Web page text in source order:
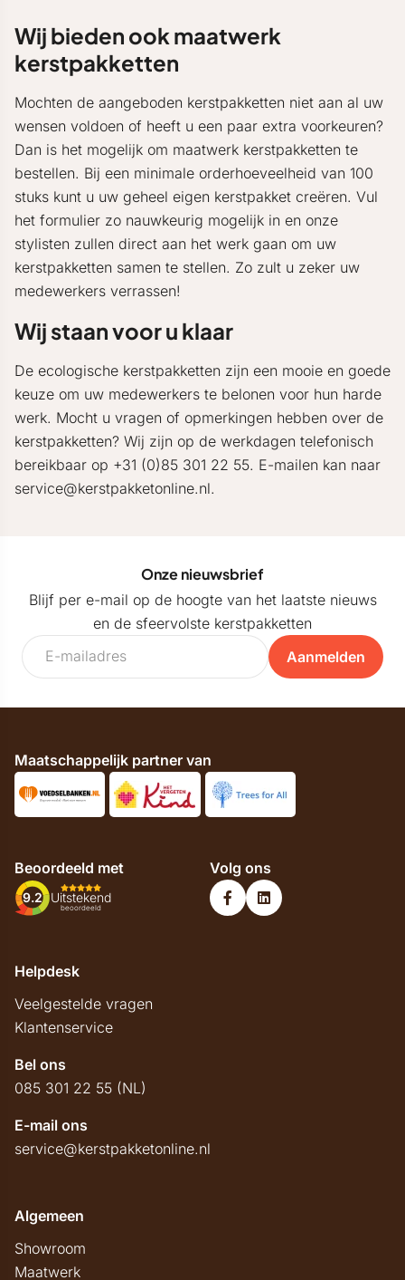
Wij bieden ook maatwerk
kerstpakketten
Mochten de aangeboden kerstpakketten niet aan al uw
wensen voldoen of heeft u een paar extra voorkeuren?
Dan is het mogelijk om maatwerk kerstpakketten te
bestellen. Bij een minimale orderhoeveelheid van 100
stuks kunt u uw geheel eigen kerstpakket creëren. Vul
het formulier zo nauwkeurig mogelijk in en onze
stylisten zullen direct aan het werk gaan om uw
kerstpakketten samen te stellen. Zo zult u zeker uw
medewerkers verrassen!
Wij staan voor u klaar
De ecologische kerstpakketten zijn een mooie en goede
keuze om uw medewerkers te belonen voor hun harde
werk. Mocht u vragen of opmerkingen hebben over de
kerstpakketten? Wij zijn op de werkdagen telefonisch
bereikbaar op +31 (0)85 301 22 55. E-mailen kan naar
service@kerstpakketonline.nl.
Onze nieuwsbrief
Blijf per e-mail op de hoogte van het laatste nieuws
en de sfeervolste kerstpakketten
Aanmelden
Maatschappelijk partner van
Beoordeeld met
9.2 Uitstekend
beoordeeld
Volg ons
Helpdesk
Veelgestelde vragen
Klantenservice
Bel ons
085 301 22 55 (NL)
E-mail ons
service@kerstpakketonline.nl
Algemeen
Showroom
Maatwerk